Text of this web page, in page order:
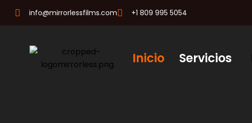
info@mirrorlessfilms.com +1 809 995 5054
Inicio Servicios